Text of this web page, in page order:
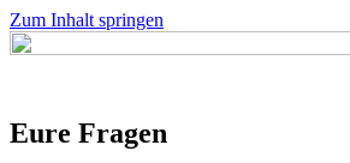
Zum Inhalt springen
Eure Fragen